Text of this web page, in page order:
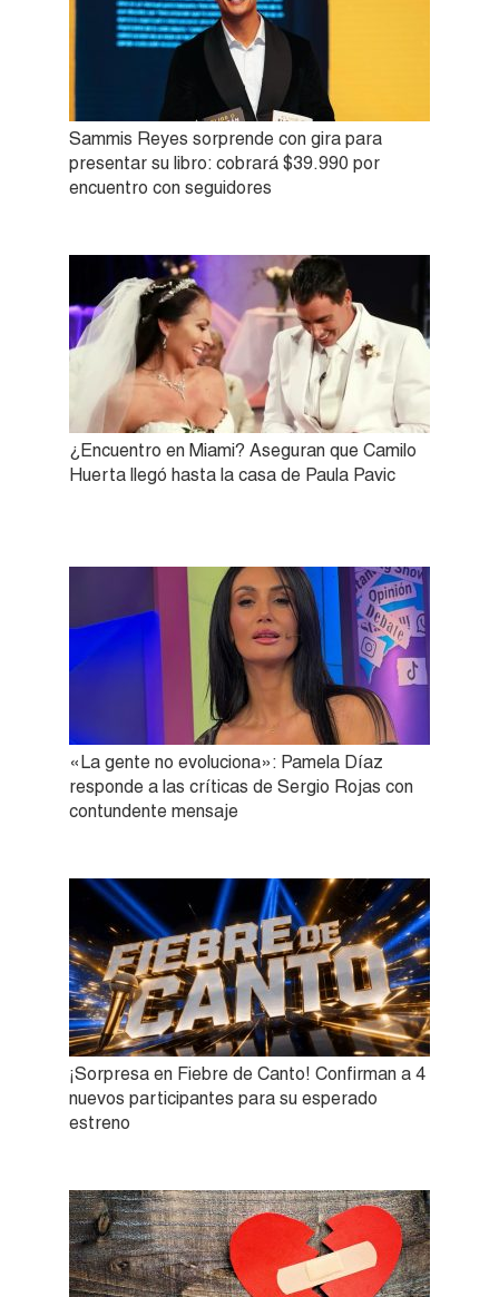
Sammis Reyes sorprende con gira para
presentar su libro: cobrará $39.990 por
encuentro con seguidores
¿Encuentro en Miami? Aseguran que Camilo
Huerta llegó hasta la casa de Paula Pavic
«La gente no evoluciona»: Pamela Díaz
responde a las críticas de Sergio Rojas con
contundente mensaje
¡Sorpresa en Fiebre de Canto! Confirman a 4
nuevos participantes para su esperado
estreno